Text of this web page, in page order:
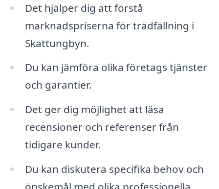
Det hjälper dig att förstå
marknadspriserna för trädfällning i
Skattungbyn.
Du kan jämföra olika företags tjänster
och garantier.
Det ger dig möjlighet att läsa
recensioner och referenser från
tidigare kunder.
Du kan diskutera specifika behov och